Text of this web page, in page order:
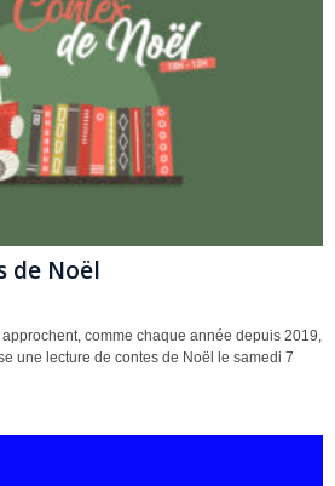
de Noël
comme chaque année depuis 2019,
une lecture de contes de Noël le samedi 7